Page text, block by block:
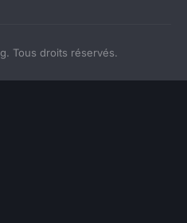
Tous droits réservés.